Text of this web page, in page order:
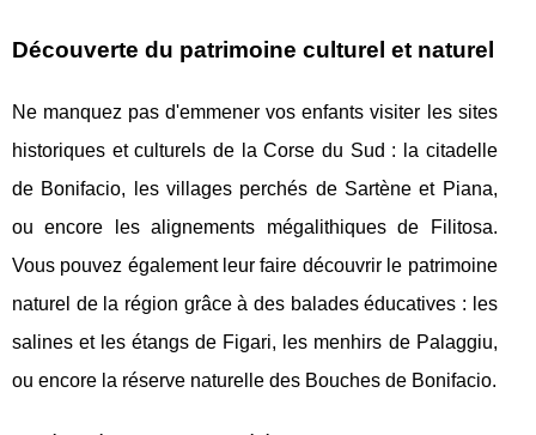
Découverte du patrimoine culturel et naturel
Ne manquez pas d'emmener vos enfants visiter les sites
historiques et culturels de la Corse du Sud : la citadelle
de Bonifacio, les villages perchés de Sartène et Piana,
ou encore les alignements mégalithiques de Filitosa.
Vous pouvez également leur faire découvrir le patrimoine
naturel de la région grâce à des balades éducatives : les
salines et les étangs de Figari, les menhirs de Palaggiu,
ou encore la réserve naturelle des Bouches de Bonifacio.